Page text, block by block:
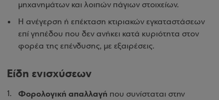
μηχανημάτων και λοιπών πάγιων στοιχείων.
Η ανέγερση ή επέκταση κτιριακών εγκαταστάσεων
επί γηπέδου που δεν ανήκει κατά κυριότητα στον
φορέα της επένδυσης, με εξαιρέσεις.
Είδη ενισχύσεων
Φορολογική απαλλαγή που συνίσταται στην